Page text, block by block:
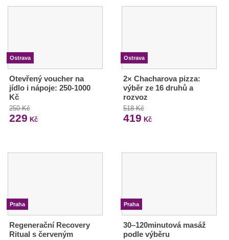
Ostrava
Otevřený voucher na
jídlo i nápoje: 250-1000
Kč
250 Kč
229 Kč
Ostrava
2× Chacharova pizza:
výběr ze 16 druhů a
rozvoz
518 Kč
419 Kč
Praha
Regenerační Recovery
Ritual s červeným
Praha
30–120minutová masáž
podle výběru